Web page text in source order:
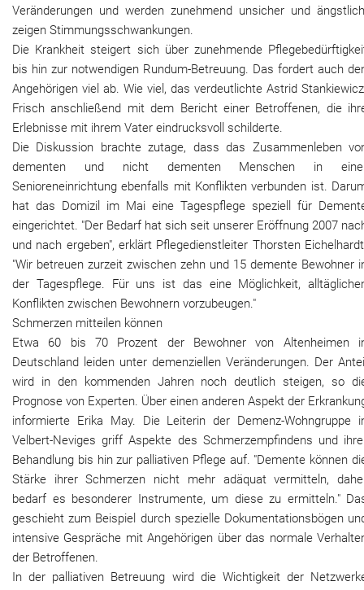
Veränderungen und werden zunehmend unsicher und
zeigen Stimmungsschwankungen.
Die Krankheit steigert sich über zunehmende
bis hin zur notwendigen Rundum-Betreuung. Das fordert auch
Angehörigen viel ab. Wie viel, das verdeutlichte Astrid
Frisch anschließend mit dem Bericht einer Betroffenen, die
Erlebnisse mit ihrem Vater eindrucksvoll schilderte.
Die Diskussion brachte zutage, dass das Zusammenleben
dementen und nicht dementen Menschen in
Senioreneinrichtung ebenfalls mit Konflikten verbunden ist.
hat das Domizil im Mai eine Tagespflege speziell für
eingerichtet. "Der Bedarf hat sich seit unserer Eröffnung 2007
und nach ergeben", erklärt Pflegedienstleiter Thorsten
"Wir betreuen zurzeit zwischen zehn und 15 demente Bewohner
der Tagespflege. Für uns ist das eine Möglichkeit,
Konflikten zwischen Bewohnern vorzubeugen."
Schmerzen mitteilen können
Etwa 60 bis 70 Prozent der Bewohner von Altenheimen
Deutschland leiden unter demenziellen Veränderungen. Der
wird in den kommenden Jahren noch deutlich steigen, so
Prognose von Experten. Über einen anderen Aspekt der
informierte Erika May. Die Leiterin der Demenz-Wohngruppe
Velbert-Neviges griff Aspekte des Schmerzempfindens und
Behandlung bis hin zur palliativen Pflege auf. "Demente können
Stärke ihrer Schmerzen nicht mehr adäquat vermitteln,
bedarf es besonderer Instrumente, um diese zu ermitteln."
geschieht zum Beispiel durch spezielle Dokumentationsbögen
intensive Gespräche mit Angehörigen über das normale
der Betroffenen.
In der palliativen Betreuung wird die Wichtigkeit der